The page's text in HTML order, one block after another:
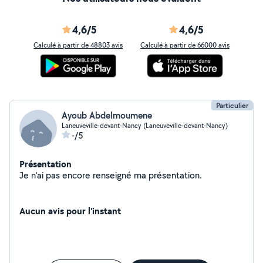
4,6/5
Calculé à partir de 48803 avis
4,6/5
Calculé à partir de 66000 avis
Particulier
Ayoub Abdelmoumene
Laneuveville-devant-Nancy (Laneuveville-devant-Nancy)
-/5
Présentation
Je n'ai pas encore renseigné ma présentation.
Aucun avis pour l'instant